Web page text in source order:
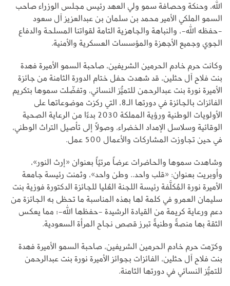
الله، وحنكة وحصافة سمو ولي العهد رئيس مجلس الوزراء صاحب
السمو الملكي الأمير محمد بن سلمان بن عبدالعزيز آل سعود
-حفظه الله-، والنباهة والجاهزية التامة لقواتنا المسلحة والدفاع
الجوي وجميع الأجهزة والمؤسسات العسكرية والأمنية.
وكانت حرم خادم الحرمين الشريفين، صاحبة السمو الأميرة فهدة
بنت فلاح آل حثلين، قد شهدت حفل ختام الدورة الثامنة من جائزة
الأميرة نورة بنت عبدالرحمن للتميُّز النسائي، وتفضّلت سموها بتكريم
الفائزات بالجائزة في دورتها الـ8، التي ركزت موضوعاتها على
الأولويات الوطنية ورؤية المملكة 2030 بدءًا من الرعاية الصحية
الوقائية وسلاسل الإمداد الخضراء، وصولًا إلى تأصيل التراث الوطني،
في حين تجاوزت المشاركات والأعمال 500 عمل.
وشاهدت سموها والحاضرات عرضاً مرئيًاً بعنوان «إرث النور»،
وأوبريت بعنوان: «قلب واحد.. وطن واحد»، وثمنت رئيسة جامعة
الأميرة نورة المُكلَّفة رئيسة اللجنة العُليا للجائزة الدكتورة فوزية بنت
سليمان العمرو في كلمة لها بهذه المناسبة ما تحظى به الجائزة من
دعم ورعاية كريمة من القيادة الرشيدة -حفظها الله-؛ مما يعكس
الثقة بها منصةً وطنيةً تبرز قصص نجاح المرأة السعودية.
وكرّمت حرم خادم الحرمين الشريفين، صاحبة السمو الأميرة فهدة
بنت فلاح آل حثلين، الفائزات بجوائز الأميرة نورة بنت عبدالرحمن
للتميُّز النسائي في دورتها الثامنة.